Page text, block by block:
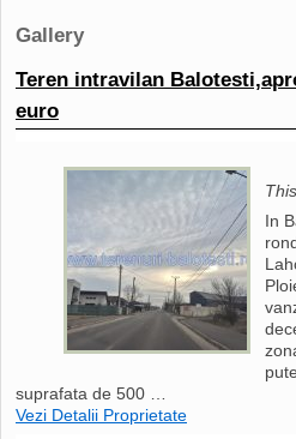
Gallery
Teren intravilan
euro
In
suprafata de 500 …
Vezi Detalii Proprietate